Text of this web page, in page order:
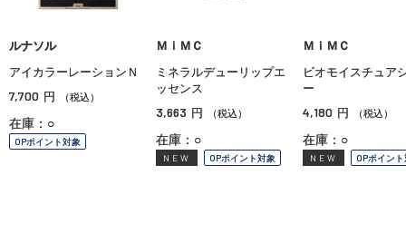
ルナソル
アイカラーレーションＮ
7,700 円 （税込）
在庫：○
OPポイント対象
ＭｉＭＣ
ミネラルデューリップエ
ッセンス
3,663 円 （税込）
在庫：○
NEW OPポイント対象
ＭｉＭＣ
ビオモイスチュア
ー
4,180 円 （税込）
在庫：○
NEW OPポイン